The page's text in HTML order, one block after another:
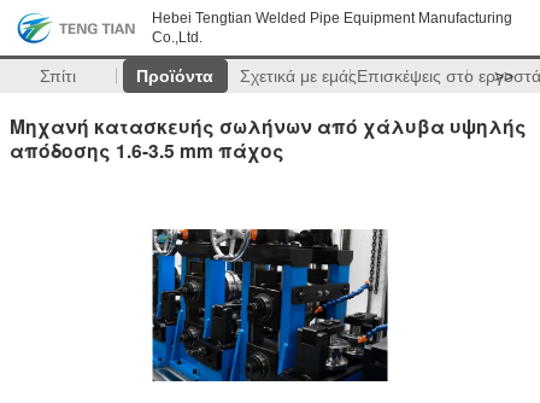
Hebei Tengtian Welded Pipe Equipment Manufacturing
Co.,Ltd.
Σπίτι Προϊόντα Σχετικά με εμάςΕπισκέψεις στο >>
Μηχανή κατασκευής σωλήνων από χάλυβα υψηλής
απόδοσης 1.6-3.5 mm πάχος